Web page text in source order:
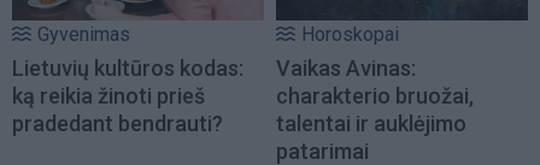
Gyvenimas
Lietuvių kultūros kodas:
ką reikia žinoti prieš
pradedant bendrauti?
Horoskopai
Vaikas Avinas:
charakterio bruožai,
talentai ir auklėjimo
patarimai